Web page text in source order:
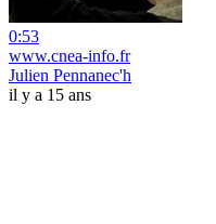
0:53
www.cnea-info.fr
Julien Pennanec'h
il y a 15 ans